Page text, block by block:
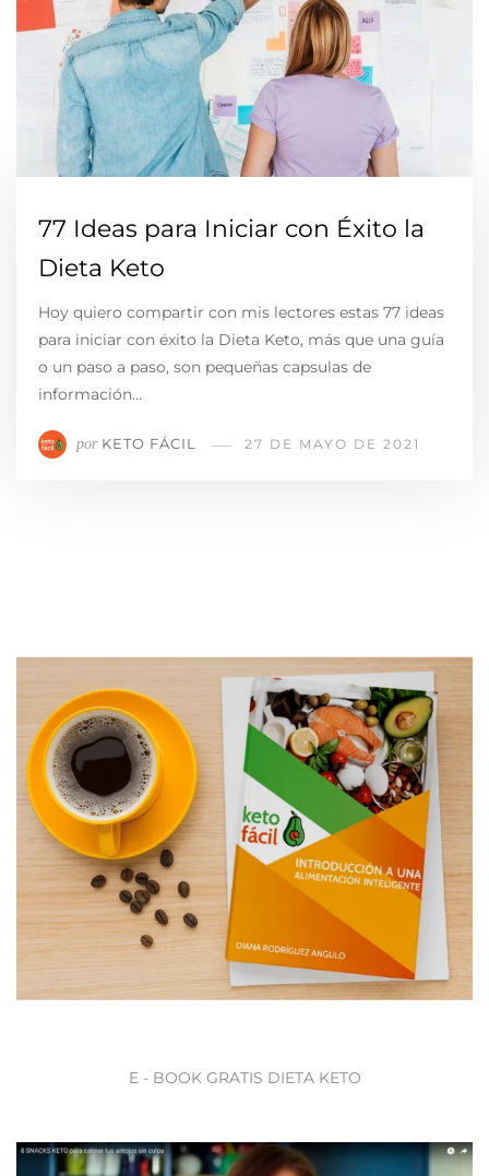
77 Ideas para Iniciar con Éxito la
Dieta Keto
Hoy quiero compartir con mis lectores estas 77 ideas
para iniciar con éxito la Dieta Keto, más que una guía
o un paso a paso, son pequeñas capsulas de
información…
por KETO FÁCIL 27 DE MAYO DE 2021
E - BOOK GRATIS DIETA KETO